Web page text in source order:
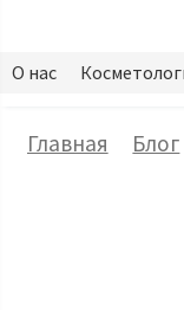
О нас
Главная Блог